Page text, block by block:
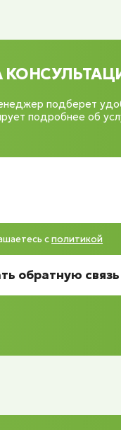
подберет
подробнее об
сполитикой
обратную связь